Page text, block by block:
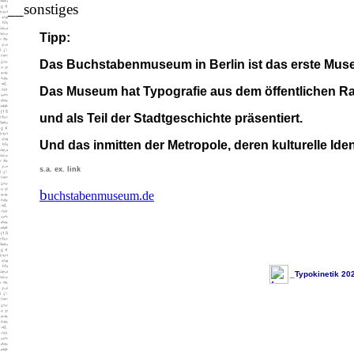
__sonstiges
Tipp:
Das Buchstabenmuseum in Berlin ist das erste
Das Museum hat Typografie aus dem öffentlichen
und als Teil der Stadtgeschichte präsentiert.
Und das inmitten der Metropole, deren kulturelle
s.a. ex. link
buchstabenmuseum.de
_Typokinetik